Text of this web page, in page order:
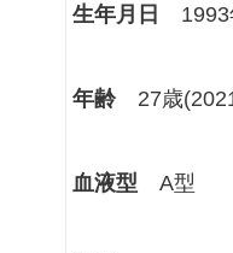
生年月日
年齢 27歳
血液型A型